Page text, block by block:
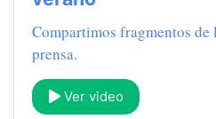
Compartimos fragmentos de
prensa.
Ver video